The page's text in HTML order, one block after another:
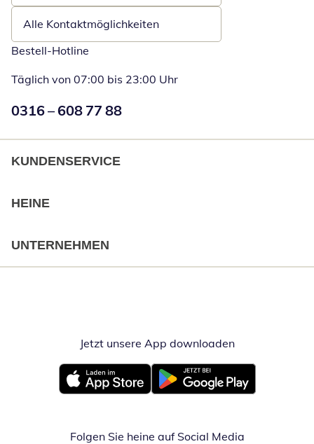
Alle Kontaktmöglichkeiten
Bestell-Hotline
Täglich von 07:00 bis 23:00 Uhr
Numéro de téléphone:
0316 – 608 77 88
KUNDENSERVICE
HEINE
UNTERNEHMEN
Jetzt unsere App downloadenÖffnet in
Öffnet in neuem FensterÖffnet in neuem Fenster
Folgen Sie heine auf Social Media